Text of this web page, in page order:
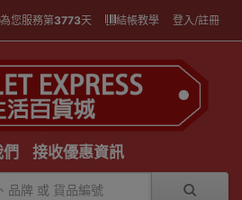
為您服務第3773天 結帳教學 登入/註冊
接收優惠資訊